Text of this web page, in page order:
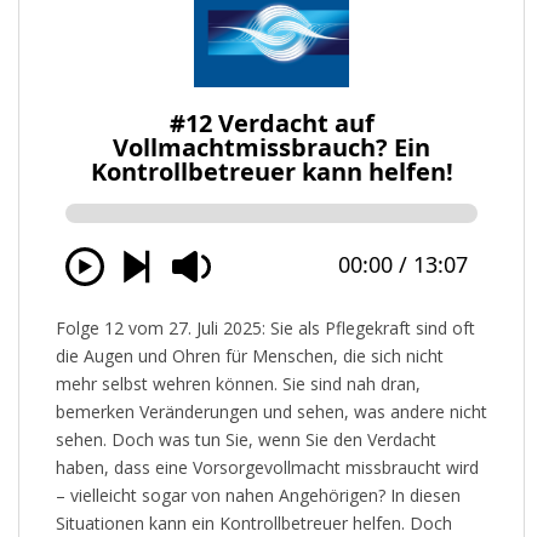
Folge 12 vom 27. Juli 2025: Sie als Pflegekraft sind oft
die Augen und Ohren für Menschen, die sich nicht
mehr selbst wehren können. Sie sind nah dran,
bemerken Veränderungen und sehen, was andere nicht
sehen. Doch was tun Sie, wenn Sie den Verdacht
haben, dass eine Vorsorgevollmacht missbraucht wird
– vielleicht sogar von nahen Angehörigen? In diesen
Situationen kann ein Kontrollbetreuer helfen. Doch